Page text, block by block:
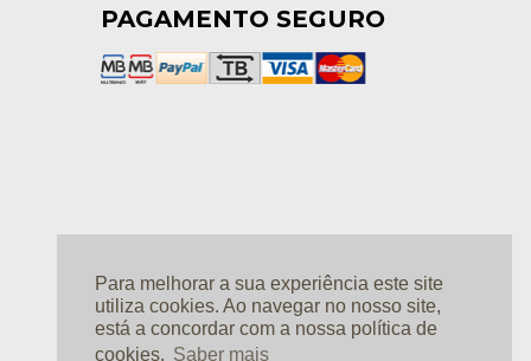
Para melhorar a sua experiência este site
utiliza cookies. Ao navegar no nosso site,
está a concordar com a nossa política de
cookies. Saber mais
PAGAMENTO SEGURO